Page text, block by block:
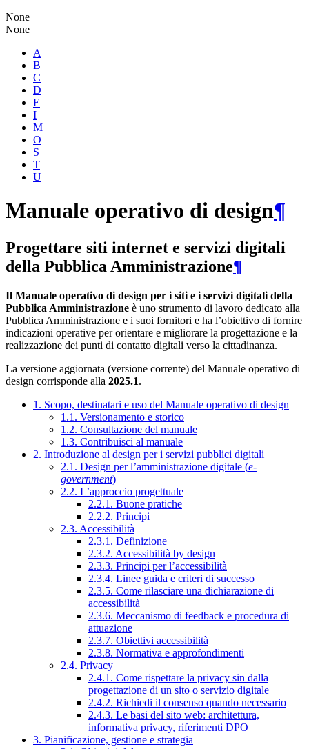
None
None
A
B
C
D
E
I
M
O
S
T
U
Manuale operativo di design¶
Progettare siti internet e servizi digitali
della Pubblica Amministrazione¶
Il Manuale operativo di design per i siti e i servizi digitali della
Pubblica Amministrazione è uno strumento di lavoro dedicato alla
Pubblica Amministrazione e i suoi fornitori e ha l’obiettivo di fornire
indicazioni operative per orientare e migliorare la progettazione e la
realizzazione dei punti di contatto digitali verso la cittadinanza.
La versione aggiornata (versione corrente) del Manuale operativo di
design corrisponde alla 2025.1.
1. Scopo, destinatari e uso del Manuale operativo di design
1.1. Versionamento e storico
1.2. Consultazione del manuale
1.3. Contribuisci al manuale
2. Introduzione al design per i servizi pubblici digitali
2.1. Design per l’amministrazione digitale (e-
government)
2.2. L’approccio progettuale
2.2.1. Buone pratiche
2.2.2. Principi
2.3. Accessibilità
2.3.1. Definizione
2.3.2. Accessibilità by design
2.3.3. Principi per l’accessibilità
2.3.4. Linee guida e criteri di successo
2.3.5. Come rilasciare una dichiarazione di
accessibilità
2.3.6. Meccanismo di feedback e procedura di
attuazione
2.3.7. Obiettivi accessibilità
2.3.8. Normativa e approfondimenti
2.4. Privacy
2.4.1. Come rispettare la privacy sin dalla
progettazione di un sito o servizio digitale
2.4.2. Richiedi il consenso quando necessario
2.4.3. Le basi del sito web: architettura,
informativa privacy, riferimenti DPO
3. Pianificazione, gestione e strategia